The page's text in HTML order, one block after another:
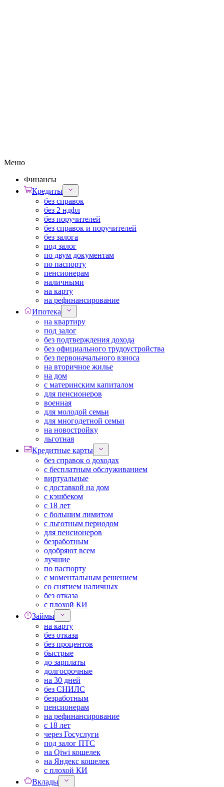
Меню
Финансы
Кредиты
без справок
без 2 ндфл
без поручителей
без справок и поручителей
без залога
под залог
по двум документам
по паспорту
пенсионерам
наличными
на карту
на рефинансирование
Ипотека
на квартиру
под залог
без подтверждения дохода
без официального трудоустройства
без первоначального взноса
на вторичное жилье
на дом
с материнским капиталом
для пенсионеров
военная
для молодой семьи
для многодетной семьи
на новостройку
льготная
Кредитные карты
без справок о доходах
с бесплатным обслуживанием
виртуальные
с доставкой на дом
с кэшбеком
с 18 лет
с большим лимитом
с льготным периодом
для пенсионеров
безработным
одобряют всем
лучшие
по паспорту
с моментальным решением
со снятием наличных
без отказа
с плохой КИ
Займы
на карту
без отказа
без процентов
быстрые
до зарплаты
долгосрочные
на 30 дней
без СНИЛС
безработным
пенсионерам
на рефинансирование
с 18 лет
через Госуслуги
под залог ПТС
на Qiwi кошелек
на Яндекс кошелек
с плохой КИ
Вклады